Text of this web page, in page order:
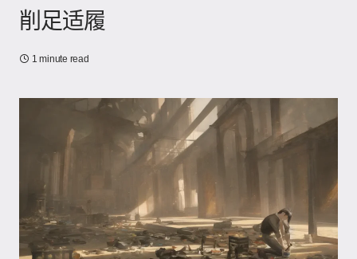
削足适履
1 minute read